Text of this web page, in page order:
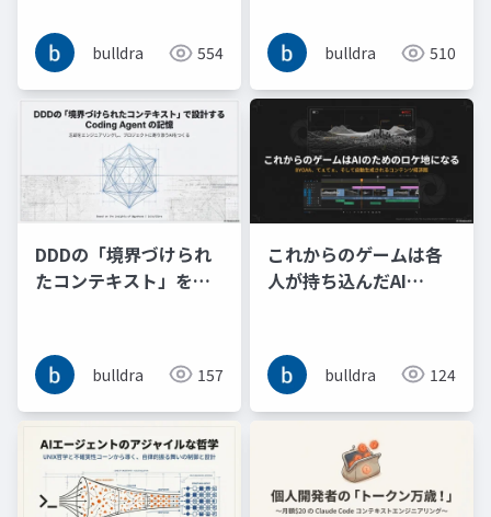
グマシンの意味的再現
となったbulldra 554
ュメンテーションで再
合流するbulldra 510
DDDの「境界づけられ
たコンテキスト」をヒ
Agent の記憶と忘却を
コンテキストンジニア
リングする
bulldra 157
これからのゲームは各
人が持ち込んだAI
切り抜き動画を生成す
るためのロケ地となる
bulldra 124